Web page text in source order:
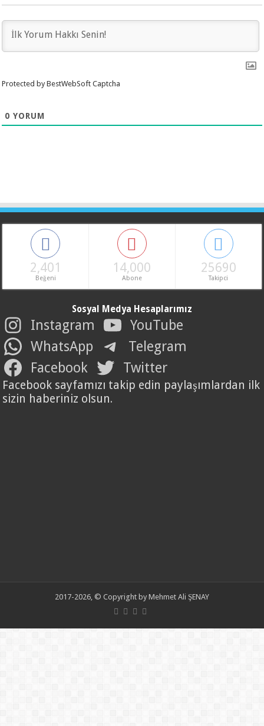
Protected by BestWebSoft Captcha
0 YORUM
2,401
Beğeni
14,000
Abone
25690
Takipci
Sosyal Medya Hesaplarımız
Instagram
YouTube
WhatsApp
Telegram
Facebook
Twitter
Facebook sayfamızı takip edin paylaşımlardan ilk
sizin haberiniz olsun.
2017-2026, © Copyright by Mehmet Ali ŞENAY